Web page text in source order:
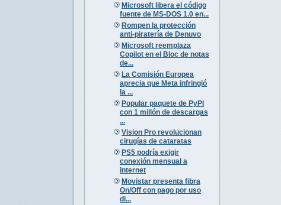
Microsoft libera el código
fuente de MS-DOS 1.0 en...
Rompen la protección
anti-piratería de Denuvo
Microsoft reemplaza
Copilot en el Bloc de notas
de...
La Comisión Europea
aprecia que Meta infringió
la ...
Popular paquete de PyPI
con 1 millón de descargas
...
Vision Pro revolucionan
cirugías de cataratas
PS5 podría exigir
conexión mensual a
internet
Movistar presenta fibra
On/Off con pago por uso
di...